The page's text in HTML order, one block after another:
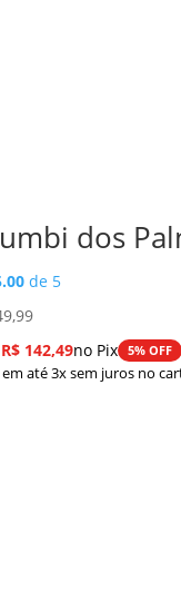
dos
de 5
Faixa
de
preço:
R$142,49no Pix 5% OFF
até 3x sem juros no